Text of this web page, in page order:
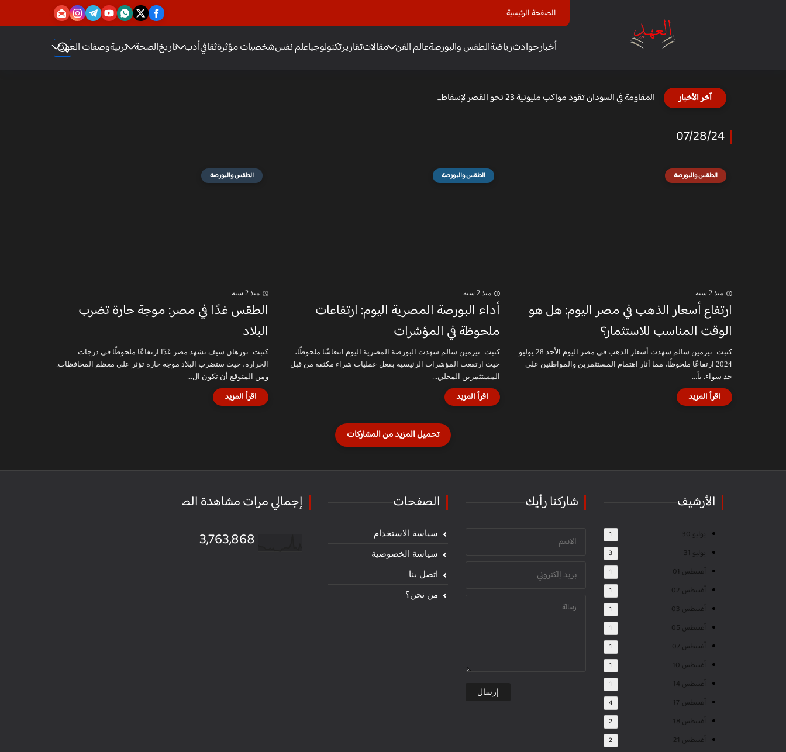
الصفحة الرئيسية
أخبارحوادثرياضةالطقس والبورصةعالم الفن مقالاتتقاريرتكنولوجياعلم نفسشخصيات مؤثرةثقافيأدب تاريخالصحة تربيةوصفات العهد
آخر الأخبار المقاومة في السودان تقود مواكب مليونية 23 نحو القصر لإسقاط...
07/28/24
الطقس والبورصة
منذ 2 سنة
ارتفاع أسعار الذهب في مصر اليوم: هل هو
الوقت المناسب للاستثمار؟
كتبت: نيرمين سالم شهدت أسعار الذهب في مصر اليوم الأحد 28 يوليو
2024 ارتفاعًا ملحوظًا، مما أثار اهتمام المستثمرين والمواطنين على
حد سواء. يأ...
الطقس والبورصة
منذ 2 سنة
أداء البورصة المصرية اليوم: ارتفاعات
ملحوظة في المؤشرات
كتبت: نيرمين سالم شهدت البورصة المصرية اليوم انتعاشًا ملحوظًا،
حيث ارتفعت المؤشرات الرئيسية بفعل عمليات شراء مكثفة من قبل
المستثمرين المحلي...
الطقس والبورصة
منذ 2 سنة
الطقس غدًا في مصر: موجة حارة تضرب
البلاد
كتبت: نورهان سيف تشهد مصر غدًا ارتفاعًا ملحوظًا في درجات
الحرارة، حيث ستضرب البلاد موجة حارة تؤثر على معظم المحافظات.
ومن المتوقع أن تكون ال...
الأرشيف
يوليو 30 1
يوليو 31 3
أغسطس 01 1
أغسطس 02 1
أغسطس 03 1
أغسطس 05 1
أغسطس 07 1
أغسطس 10 1
أغسطس 14 1
أغسطس 17 4
أغسطس 18 2
أغسطس 21 2
شاركنا رأيك الصفحات
سياسة الاستخدام
سياسة الخصوصية
اتصل بنا
من نحن؟
إجمالي مرات مشاهدة الصفحة
3,763,868